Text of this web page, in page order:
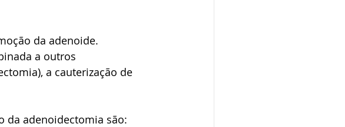
da adenoide.
a outros
a cauterização de
da adenoidectomia são: